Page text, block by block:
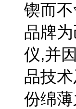
锲而
品牌
仪,并
品技
份绵薄